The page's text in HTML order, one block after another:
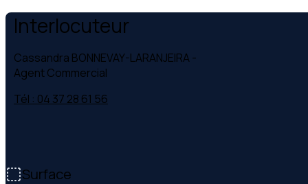
Interlocuteur
Cassandra BONNEVAY-LARANJEIRA-
Agent Commercial
Tél : 04 37 28 61 56
Surface